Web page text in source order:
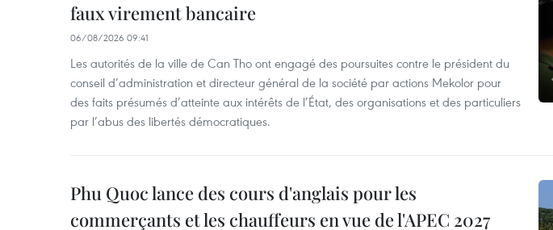
faux virement bancaire
06/08/2026 09:41
Les autorités de la ville de Can Tho ont engagé des poursuites contre le président du
conseil d’administration et directeur général de la société par actions Mekolor pour
des faits présumés d’atteinte aux intérêts de l’État, des organisations et des particuliers
par l’abus des libertés démocratiques.
Phu Quoc lance des cours d'anglais pour les
commerçants et les chauffeurs en vue de l'APEC 2027